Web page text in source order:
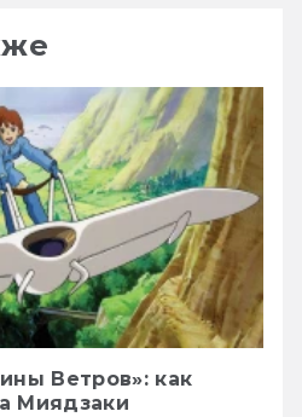
Ветров»: как
Миядзаки